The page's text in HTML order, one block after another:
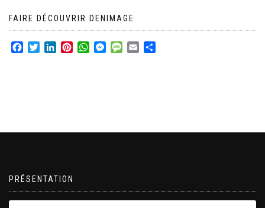
FAIRE DÉCOUVRIR DENIMAGE
Facebook
TwitterLinkedInPinterestWhatsApp
Messenger
Message
Email
PRÉSENTATION